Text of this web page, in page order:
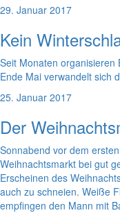
29. Januar 2017
Kein
Seit Monaten organisieren
Ende Mai verwandelt sich
25. Januar 2017
Der
Sonnabend vor dem
Weihnachtsmarkt bei gut
Erscheinen des
auch zu schneien. Weiße
empfingen den Mann mit